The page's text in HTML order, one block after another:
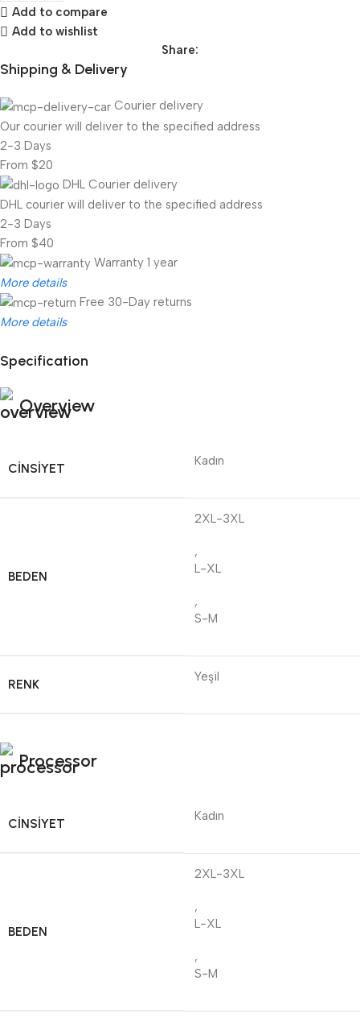
Add to compare
Add to wishlist
Share:
Shipping & Delivery
Courier delivery
Our courier will deliver to the specified address
2-3 Days
From $20
DHL Courier delivery
DHL courier will deliver to the specified address
2-3 Days
From $40
Warranty 1 year
More details
Free 30-Day returns
More details
Unbeatable offers
Specification
Overview
CINSIYET Kadın
BEDEN
2XL-3XL
,
L-XL
,
S-M
RENK Yeşil
Processor
CINSIYET Kadın
BEDEN
2XL-3XL
,
L-XL
,
S-M